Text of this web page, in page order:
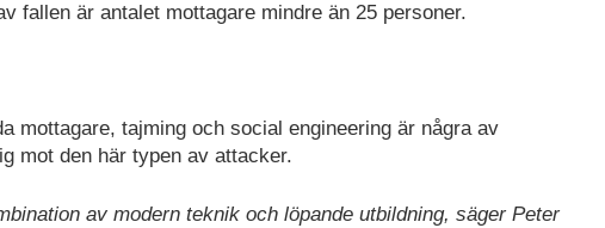
fallen är antalet mottagare mindre än 25 personer.
mottagare, tajming och social engineering är några av
mot den här typen av attacker.
av modern teknik och löpande utbildning, säger Peter